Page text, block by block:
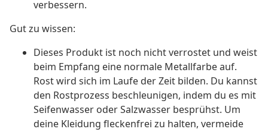
verbessern.
Gut zu wissen:
Dieses Produkt ist noch nicht verrostet und weist
beim Empfang eine normale Metallfarbe auf.
Rost wird sich im Laufe der Zeit bilden. Du kannst
den Rostprozess beschleunigen, indem du es mit
Seifenwasser oder Salzwasser besprühst. Um
deine Kleidung fleckenfrei zu halten, vermeide